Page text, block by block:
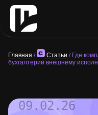
Главная / Статьи / Где
бухгалтерии внешнему
09.02.26